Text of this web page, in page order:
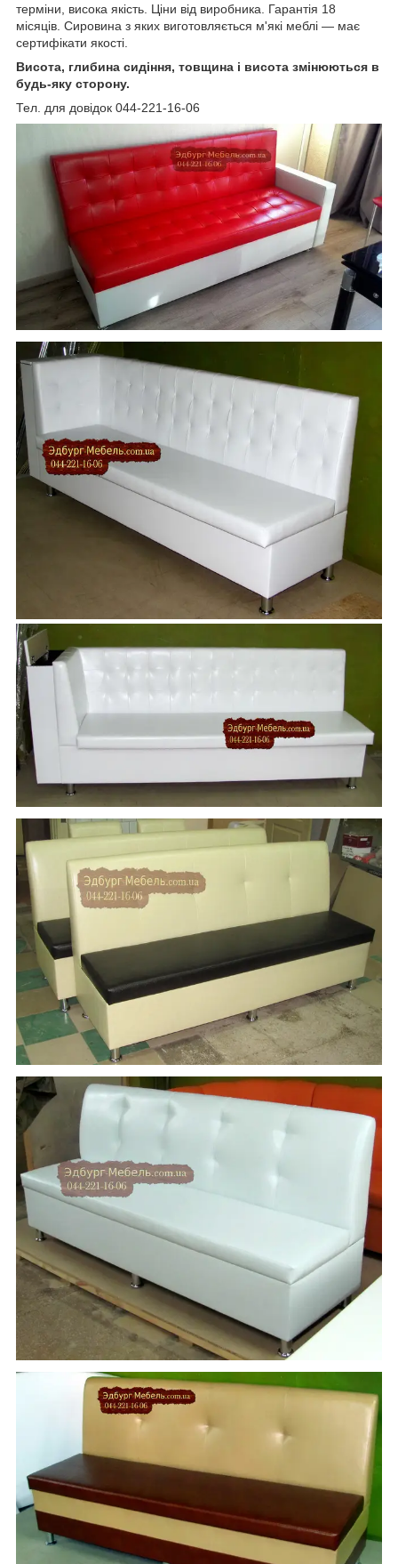
терміни, висока якість. Ціни від виробника. Гарантія 18
місяців. Сировина з яких виготовляється м'які меблі ― має
сертифікати якості.
Висота, глибина сидіння, товщина і висота змінюються в
будь-яку сторону.
Тел. для довідок 044-221-16-06